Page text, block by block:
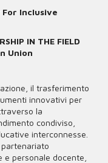
For Inclusive
IN THE FIELD
Union
il trasferimento
innovativi per
la
condiviso,
interconnesse.
personale docente,